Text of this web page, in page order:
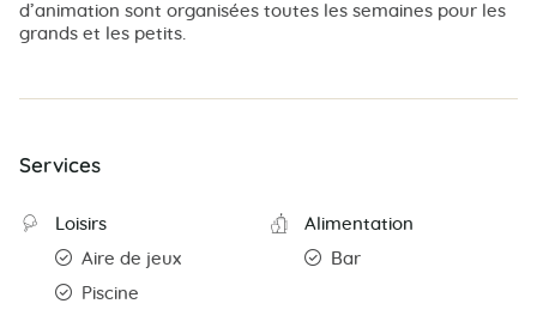
d’animation sont organisées toutes les semaines pour les
grands et les petits.
Services
Loisirs
Aire de jeux
Piscine
Alimentation
Bar